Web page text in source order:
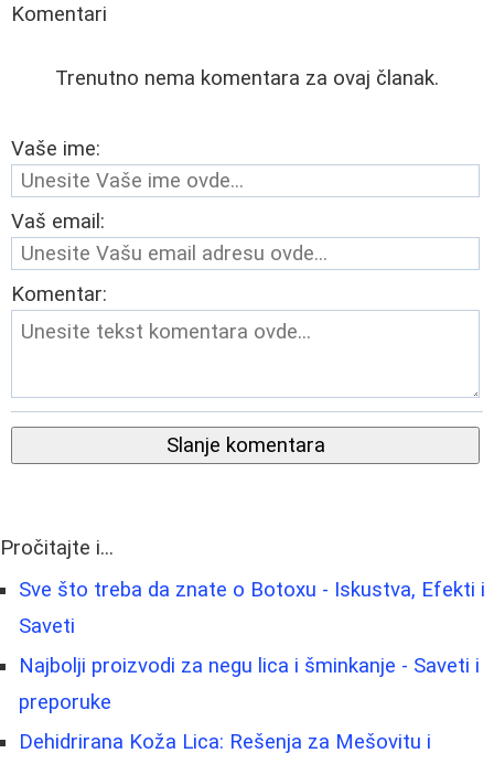
Komentari
Trenutno nema komentara za ovaj članak.
Vaše ime:
Vaš email:
Komentar:
Slanje komentara
Pročitajte i...
Sve što treba da znate o Botoxu - Iskustva, Efekti i
Saveti
Najbolji proizvodi za negu lica i šminkanje - Saveti i
preporuke
Dehidrirana Koža Lica: Rešenja za Mešovitu i